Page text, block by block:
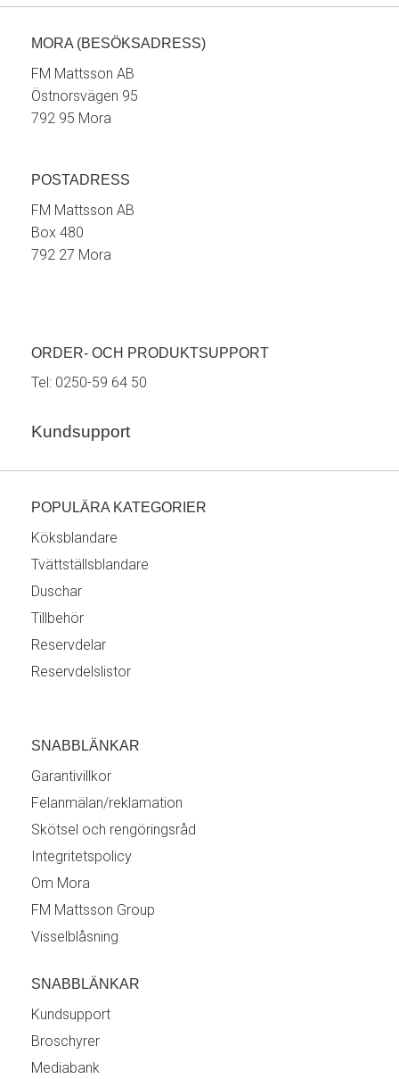
MORA (BESÖKSADRESS)
FM Mattsson AB
Östnorsvägen 95
792 95 Mora
POSTADRESS
FM Mattsson AB
Box 480
792 27 Mora
ORDER- OCH PRODUKTSUPPORT
Tel: 0250-59 64 50
Kundsupport
POPULÄRA KATEGORIER
Köksblandare
Tvättställsblandare
Duschar
Tillbehör
Reservdelar
Reservdelslistor
SNABBLÄNKAR
Garantivillkor
Felanmälan/reklamation
Skötsel och rengöringsråd
Integritetspolicy
Om Mora
FM Mattsson Group
Visselblåsning
SNABBLÄNKAR
Kundsupport
Broschyrer
Mediabank